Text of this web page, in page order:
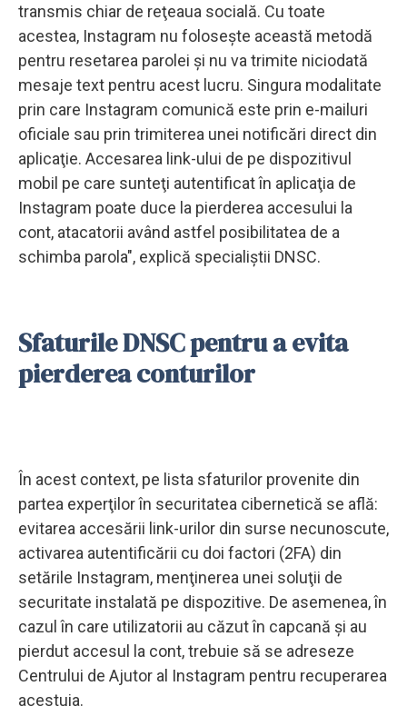
transmis chiar de reţeaua socială. Cu toate
acestea, Instagram nu foloseşte această metodă
pentru resetarea parolei şi nu va trimite niciodată
mesaje text pentru acest lucru. Singura modalitate
prin care Instagram comunică este prin e-mailuri
oficiale sau prin trimiterea unei notificări direct din
aplicaţie. Accesarea link-ului de pe dispozitivul
mobil pe care sunteţi autentificat în aplicaţia de
Instagram poate duce la pierderea accesului la
cont, atacatorii având astfel posibilitatea de a
schimba parola", explică specialiştii DNSC.
Sfaturile DNSC pentru a evita
pierderea conturilor
În acest context, pe lista sfaturilor provenite din
partea experţilor în securitatea cibernetică se află:
evitarea accesării link-urilor din surse necunoscute,
activarea autentificării cu doi factori (2FA) din
setările Instagram, menţinerea unei soluţii de
securitate instalată pe dispozitive. De asemenea, în
cazul în care utilizatorii au căzut în capcană şi au
pierdut accesul la cont, trebuie să se adreseze
Centrului de Ajutor al Instagram pentru recuperarea
acestuia.